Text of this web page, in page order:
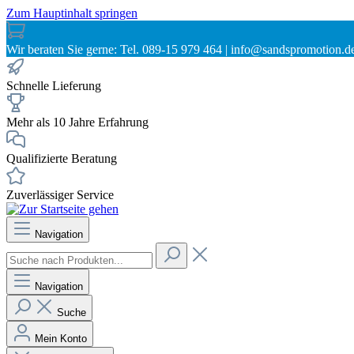
Zum Hauptinhalt springen
Wir beraten Sie gerne: Tel. 089-15 979 464 |
Schnelle Lieferung
Mehr als 10 Jahre Erfahrung
Qualifizierte Beratung
Zuverlässiger Service
Navigation
Navigation
Suche
Mein Konto